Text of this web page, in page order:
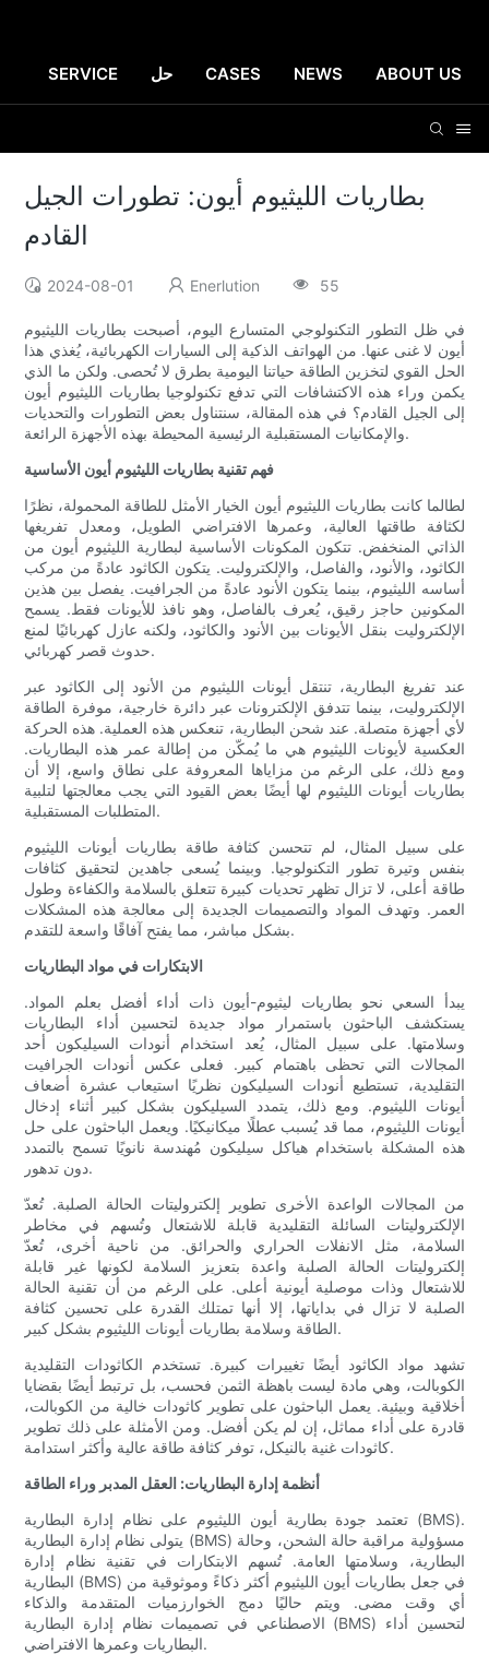
SERVICE حل CASES NEWS ABOUT US
بطاريات الليثيوم أيون: تطورات الجيل
القادم
2024-08-01 Enerlution 55
في ظل التطور التكنولوجي المتسارع اليوم، أصبحت بطاريات الليثيوم
أيون لا غنى عنها. من الهواتف الذكية إلى السيارات الكهربائية، يُغذي هذا
الحل القوي لتخزين الطاقة حياتنا اليومية بطرق لا تُحصى. ولكن ما الذي
يكمن وراء هذه الاكتشافات التي تدفع تكنولوجيا بطاريات الليثيوم أيون
إلى الجيل القادم؟ في هذه المقالة، سنتناول بعض التطورات والتحديات
والإمكانيات المستقبلية الرئيسية المحيطة بهذه الأجهزة الرائعة.
فهم تقنية بطاريات الليثيوم أيون الأساسية
لطالما كانت بطاريات الليثيوم أيون الخيار الأمثل للطاقة المحمولة، نظرًا
لكثافة طاقتها العالية، وعمرها الافتراضي الطويل، ومعدل تفريغها
الذاتي المنخفض. تتكون المكونات الأساسية لبطارية الليثيوم أيون من
الكاثود، والأنود، والفاصل، والإلكتروليت. يتكون الكاثود عادةً من مركب
أساسه الليثيوم، بينما يتكون الأنود عادةً من الجرافيت. يفصل بين هذين
المكونين حاجز رقيق، يُعرف بالفاصل، وهو نافذ للأيونات فقط. يسمح
الإلكتروليت بنقل الأيونات بين الأنود والكاثود، ولكنه عازل كهربائيًا لمنع
حدوث قصر كهربائي.
عند تفريغ البطارية، تنتقل أيونات الليثيوم من الأنود إلى الكاثود عبر
الإلكتروليت، بينما تتدفق الإلكترونات عبر دائرة خارجية، موفرة الطاقة
لأي أجهزة متصلة. عند شحن البطارية، تنعكس هذه العملية. هذه الحركة
العكسية لأيونات الليثيوم هي ما يُمكّن من إطالة عمر هذه البطاريات.
ومع ذلك، على الرغم من مزاياها المعروفة على نطاق واسع، إلا أن
بطاريات أيونات الليثيوم لها أيضًا بعض القيود التي يجب معالجتها لتلبية
المتطلبات المستقبلية.
على سبيل المثال، لم تتحسن كثافة طاقة بطاريات أيونات الليثيوم
بنفس وتيرة تطور التكنولوجيا. وبينما يُسعى جاهدين لتحقيق كثافات
طاقة أعلى، لا تزال تظهر تحديات كبيرة تتعلق بالسلامة والكفاءة وطول
العمر. وتهدف المواد والتصميمات الجديدة إلى معالجة هذه المشكلات
بشكل مباشر، مما يفتح آفاقًا واسعة للتقدم.
الابتكارات في مواد البطاريات
يبدأ السعي نحو بطاريات ليثيوم-أيون ذات أداء أفضل بعلم المواد.
يستكشف الباحثون باستمرار مواد جديدة لتحسين أداء البطاريات
وسلامتها. على سبيل المثال، يُعد استخدام أنودات السيليكون أحد
المجالات التي تحظى باهتمام كبير. فعلى عكس أنودات الجرافيت
التقليدية، تستطيع أنودات السيليكون نظريًا استيعاب عشرة أضعاف
أيونات الليثيوم. ومع ذلك، يتمدد السيليكون بشكل كبير أثناء إدخال
أيونات الليثيوم، مما قد يُسبب عطلًا ميكانيكيًا. ويعمل الباحثون على حل
هذه المشكلة باستخدام هياكل سيليكون مُهندسة نانويًا تسمح بالتمدد
دون تدهور.
من المجالات الواعدة الأخرى تطوير إلكتروليتات الحالة الصلبة. تُعدّ
الإلكتروليتات السائلة التقليدية قابلة للاشتعال وتُسهم في مخاطر
السلامة، مثل الانفلات الحراري والحرائق. من ناحية أخرى، تُعدّ
إلكتروليتات الحالة الصلبة واعدة بتعزيز السلامة لكونها غير قابلة
للاشتعال وذات موصلية أيونية أعلى. على الرغم من أن تقنية الحالة
الصلبة لا تزال في بداياتها، إلا أنها تمتلك القدرة على تحسين كثافة
الطاقة وسلامة بطاريات أيونات الليثيوم بشكل كبير.
تشهد مواد الكاثود أيضًا تغييرات كبيرة. تستخدم الكاثودات التقليدية
الكوبالت، وهي مادة ليست باهظة الثمن فحسب، بل ترتبط أيضًا بقضايا
أخلاقية وبيئية. يعمل الباحثون على تطوير كاثودات خالية من الكوبالت،
قادرة على أداء مماثل، إن لم يكن أفضل. ومن الأمثلة على ذلك تطوير
كاثودات غنية بالنيكل، توفر كثافة طاقة عالية وأكثر استدامة.
أنظمة إدارة البطاريات: العقل المدبر وراء الطاقة
تعتمد جودة بطارية أيون الليثيوم على نظام إدارة البطارية (BMS).
يتولى نظام إدارة البطارية (BMS) مسؤولية مراقبة حالة الشحن، وحالة
البطارية، وسلامتها العامة. تُسهم الابتكارات في تقنية نظام إدارة
البطارية (BMS) في جعل بطاريات أيون الليثيوم أكثر ذكاءً وموثوقية من
أي وقت مضى. ويتم حاليًا دمج الخوارزميات المتقدمة والذكاء
الاصطناعي في تصميمات نظام إدارة البطارية (BMS) لتحسين أداء
البطاريات وعمرها الافتراضي.